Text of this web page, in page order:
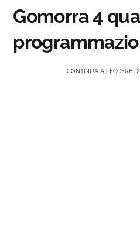
Gomorra 4
CONTINUA A LEGGERE